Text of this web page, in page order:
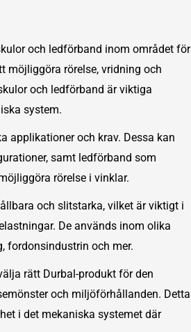
och ledförband inom området för
möjliggöra rörelse, vridning och
och ledförband är viktiga
system.
applikationer och krav. Dessa kan
samt ledförband som
rörelse i vinklar.
och slitstarka, vilket är viktigt i
De används inom olika
fordonsindustrin och mer.
rätt Durbal-produkt för den
och miljöförhållanden. Detta
i det mekaniska systemet där